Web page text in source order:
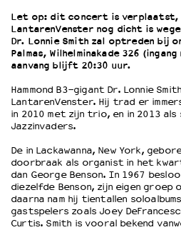
Kaartverkoop
Schoolvoorstellingen
Filmprogramma’s Primair Onderwijs
Filmprogramma’s VO/MBO
Speciale educatieprogramma’s
OVER LANTARENVENSTER
Wat we doen
Let op: dit concert is verplaatst,
LantarenVenster nog dicht is
Dr. Lonnie Smith zal optreden bij
Palmas, Wilhelminakade 326
aanvang blijft 20:30 uur.
Hammond B3-gigant Dr. Lonnie
LantarenVenster. Hij trad er
in 2010 met zijn trio, en in 2013
Jazzinvaders.
De in Lackawanna, New York,
doorbraak als organist in het
dan George Benson. In 1967
diezelfde Benson, zijn eigen
daarna nam hij tientallen
gastspelers zoals Joey
Curtis. Smith is vooral bekend